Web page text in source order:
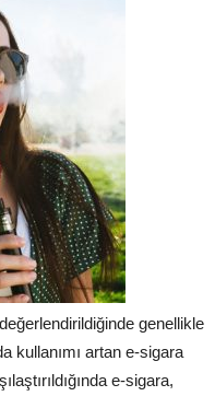
genellikle
kullanımı artan e-sigara
e-sigara,